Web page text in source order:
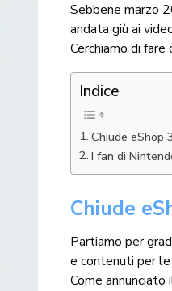
Sebbene marzo
andata giù ai
Cerchiamo di fare
Indice
Chiude eShop
I fan di
Chiude
Partiamo per
e contenuti per
Come